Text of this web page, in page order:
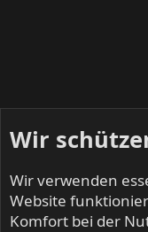
Wir
Wir verwenden
Website
Komfort bei der